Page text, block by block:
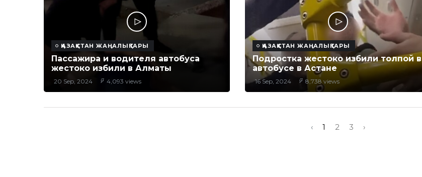
ҚАЗАҚСТАН ЖАҢАЛЫҚТАРЫ
Пассажира и водителя автобуса
жестоко избили в Алматы
20 Sep, 2024 4,093 views
ҚАЗАҚСТАН ЖАҢАЛЫҚТАРЫ
Подростка жестоко избили толпой в
автобусе в Астане
16 Sep, 2024 8,738 views
‹ 1 2 3 ›